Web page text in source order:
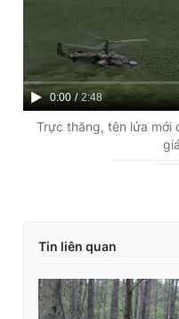
C
u
T
i
0:00 / D
u
n
2:48
Trực thăng, tên lửa
Tin liên quan